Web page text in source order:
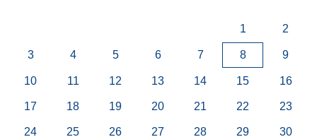
1 2
3 4 5 6 7 8 9
10 11 12 13 14 15 16
17 18 19 20 21 22 23
24 25 26 27 28 29 30